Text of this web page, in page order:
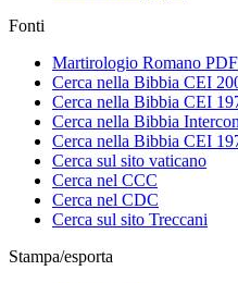
Fonti
Martirologio Romano PDF
Cerca nella Bibbia CEI
Cerca nella Bibbia CEI
Cerca nella Bibbia
Cerca nella Bibbia CEI
Cerca sul sito vaticano
Cerca nel CCC
Cerca nel CDC
Cerca sul sito Treccani
Stampa/esporta